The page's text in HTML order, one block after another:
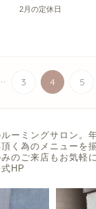
2月の定休日
3 4 5
ーミングサロン。
く為のメニューを
のご来店もお気軽
HP